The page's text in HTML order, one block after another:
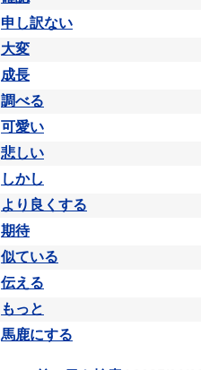
申し訳ない
大変
成長
調べる
可愛い
悲しい
しかし
より良くする
期待
似ている
伝える
もっと
馬鹿にする